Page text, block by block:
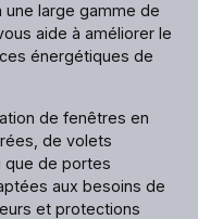
large gamme de
aide à améliorer le
énergétiques de
de fenêtres en
de volets
que de portes
aux besoins de
et protections